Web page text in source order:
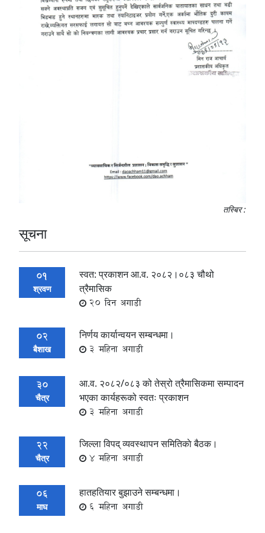
तस्बिर :
सूचना
01
श्रवण
स्वत: प्रकाशन आ.व. २०८२।०८३ चौथो
त्रैमासिक
20 दिन अगाडी
02
बैशाख
निर्णय कार्यान्वयन सम्बन्धमा।
3 महिना अगाडी
30
चैत्र
आ.व. २०८२/०८३ को तेस्रो त्रैमासिकमा सम्पादन
भएका कार्यहरूको स्वतः प्रकाशन
3 महिना अगाडी
22
चैत्र
जिल्ला विपद् व्यवस्थापन समितिकाे बैठक।
4 महिना अगाडी
06
माघ
हातहतियार बुझाउने सम्बन्धमा।
6 महिना अगाडी